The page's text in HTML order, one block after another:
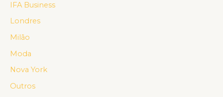
IFA Business
Londres
Milão
Moda
Nova York
Outros